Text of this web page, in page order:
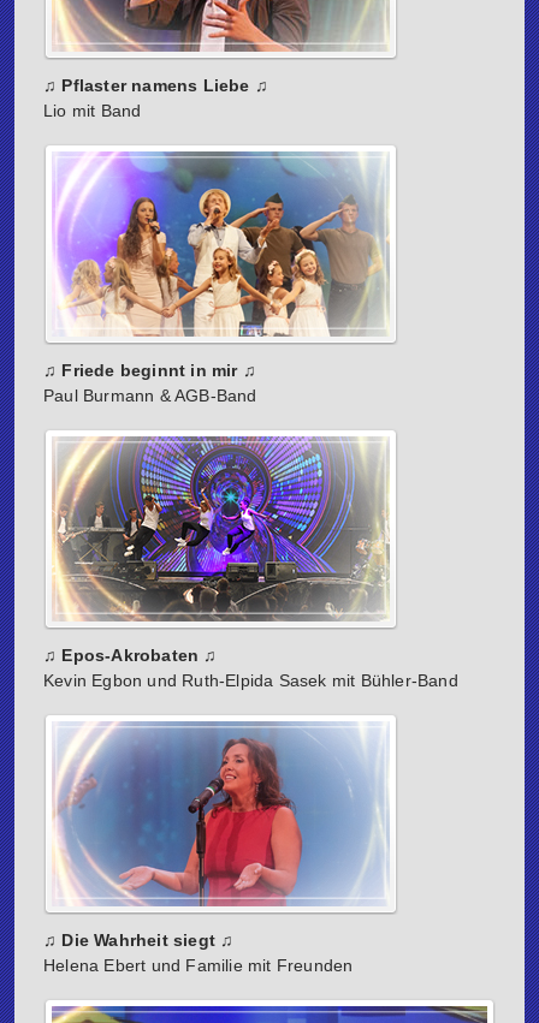
♫ Pflaster namens Liebe ♫
Lio mit Band
♫ Friede beginnt in mir ♫
Paul Burmann & AGB-Band
♫ Epos-Akrobaten ♫
Kevin Egbon und Ruth-Elpida Sasek mit Bühler-Band
♫ Die Wahrheit siegt ♫
Helena Ebert und Familie mit Freunden